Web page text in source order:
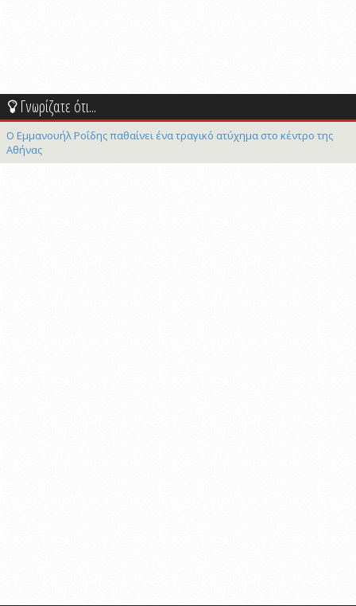
Γνωρίζατε ότι...
Ο Εμμανουήλ Ροΐδης παθαίνει ένα τραγικό ατύχημα στο κέντρο της
Αθήνας